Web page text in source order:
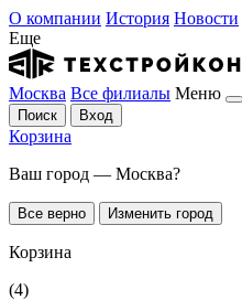
О компании История Новости
Еще
Москва Все филиалы Меню
Поиск Вход
Корзина
Ваш город — Москва?
Все верно Изменить город
Корзина
(4)